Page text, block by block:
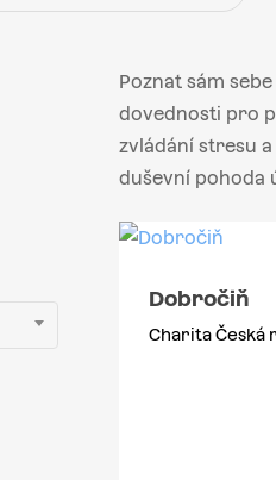
Poznat sám
dovednosti pro
zvládání stresu
duševní pohoda
Dobročiň
Charita Česká